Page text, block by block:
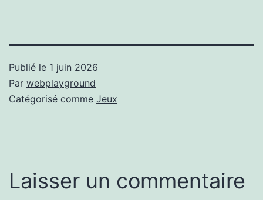
Publié le 1 juin 2026
Par webplayground
Catégorisé comme Jeux
Laisser un commentaire